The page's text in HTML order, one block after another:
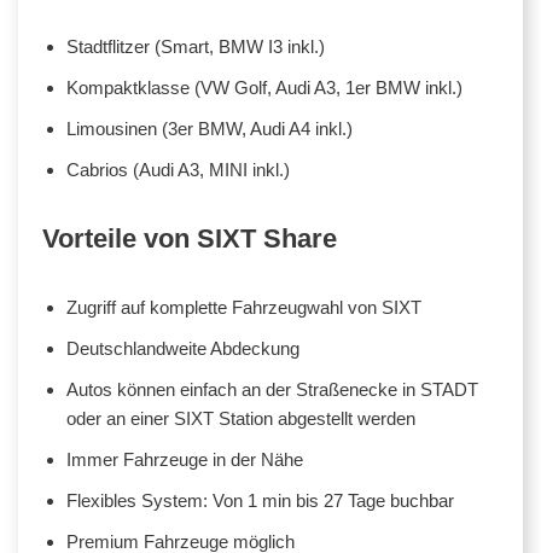
Stadtflitzer (Smart, BMW I3 inkl.)
Kompaktklasse (VW Golf, Audi A3, 1er BMW inkl.)
Limousinen (3er BMW, Audi A4 inkl.)
Cabrios (Audi A3, MINI inkl.)
Vorteile von SIXT Share
Zugriff auf komplette Fahrzeugwahl von SIXT
Deutschlandweite Abdeckung
Autos können einfach an der Straßenecke in STADT
oder an einer SIXT Station abgestellt werden
Immer Fahrzeuge in der Nähe
Flexibles System: Von 1 min bis 27 Tage buchbar
Premium Fahrzeuge möglich